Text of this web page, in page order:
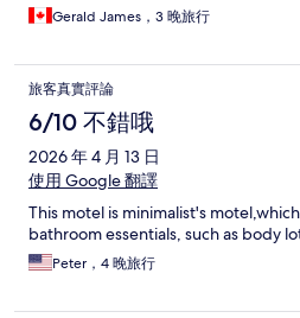
Gerald James，3 晚旅行
旅客真實評論
6/10 不錯哦
2026 年 4 月 13 日
使用 Google 翻譯
This motel is minimalist's
bathroom essentials, such as body
Peter，4 晚旅行